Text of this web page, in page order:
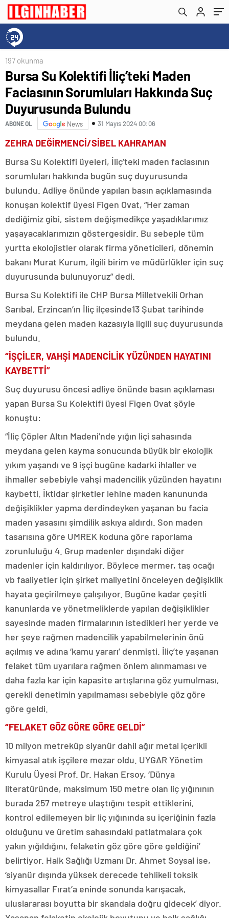
Bulundu
197 okunma
Bursa Su Kolektifi İliç’teki Maden
Faciasının Sorumluları Hakkında Suç
Duyurusunda Bulundu
ABONE OL News 31 Mayıs 2024 00:06
ZEHRA DEĞİRMENCİ/SİBEL KAHRAMAN
Bursa Su Kolektifi üyeleri, İliç’teki maden faciasının
sorumluları hakkında bugün suç duyurusunda
bulundu. Adliye önünde yapılan basın açıklamasında
konuşan kolektif üyesi Figen Ovat, “Her zaman
dediğimiz gibi, sistem değişmedikçe yaşadıklarımız
yaşayacaklarımızın göstergesidir. Bu sebeple tüm
yurtta ekolojistler olarak firma yöneticileri, dönemin
bakanı Murat Kurum, ilgili birim ve müdürlükler için suç
duyurusunda bulunuyoruz” dedi.
Bursa Su Kolektifi ile CHP Bursa Milletvekili Orhan
Sarıbal, Erzincan’ın İliç ilçesinde13 Şubat tarihinde
meydana gelen maden kazasıyla ilgili suç duyurusunda
bulundu.
“İŞÇİLER, VAHŞİ MADENCİLİK YÜZÜNDEN HAYATINI
KAYBETTİ”
Suç duyurusu öncesi adliye önünde basın açıklaması
yapan Bursa Su Kolektifi üyesi Figen Ovat şöyle
konuştu:
“İliç Çöpler Altın Madeni’nde yığın liçi sahasında
meydana gelen kayma sonucunda büyük bir ekolojik
yıkım yaşandı ve 9 işçi bugüne kadarki ihlaller ve
ihmaller sebebiyle vahşi madencilik yüzünden hayatını
kaybetti. İktidar şirketler lehine maden kanununda
değişiklikler yapma derdindeyken yaşanan bu facia
maden yasasını şimdilik askıya aldırdı. Son maden
tasarısına göre UMREK koduna göre raporlama
zorunluluğu 4. Grup madenler dışındaki diğer
madenler için kaldırılıyor. Böylece mermer, taş ocağı
vb faaliyetler için şirket maliyetini önceleyen değişiklik
hayata geçirilmeye çalışılıyor. Bugüne kadar çeşitli
kanunlarda ve yönetmeliklerde yapılan değişiklikler
sayesinde maden firmalarının istedikleri her yerde ve
her şeye rağmen madencilik yapabilmelerinin önü
açılmış ve adına ‘kamu yararı’ denmişti. İliç’te yaşanan
felaket tüm uyarılara rağmen önlem alınmaması ve
daha fazla kar için kapasite artışlarına göz yumulması,
gerekli denetimin yapılmaması sebebiyle göz göre
göre geldi.
“FELAKET GÖZ GÖRE GÖRE GELDİ”
10 milyon metreküp siyanür dahil ağır metal içerikli
kimyasal atık işçilere mezar oldu. UYGAR Yönetim
Kurulu Üyesi Prof. Dr. Hakan Ersoy, ‘Dünya
literatüründe, maksimum 150 metre olan liç yığınının
burada 257 metreye ulaştığını tespit ettiklerini,
kontrol edilemeyen bir liç yığınında su içeriğinin fazla
olduğunu ve üretim sahasındaki patlatmalara çok
yakın yığıldığını, felaketin göz göre göre geldiğini’
belirtiyor. Halk Sağlığı Uzmanı Dr. Ahmet Soysal ise,
‘siyanür dışında yüksek derecede tehlikeli toksik
kimyasallar Fırat’a eninde sonunda karışacak,
uluslararası boyutta bir skandala doğru gidecek’ diyor.